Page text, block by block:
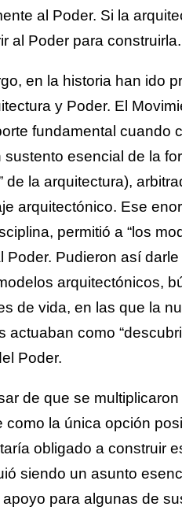
al Poder. Si la
al Poder para construirla.
en la historia han ido
y Poder. El
fundamental cuando
sustento esencial de la
de la arquitectura),
arquitectónico. Ese
permitió a “los
Poder. Pudieron así
arquitectónicos,
de vida, en las que la
actuaban como
Poder.
de que se
como la única opción
obligado a construir
siendo un asunto
para algunas de